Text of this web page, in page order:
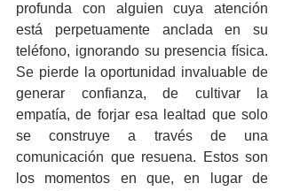
profunda con alguien cuya atención
está perpetuamente anclada en su
teléfono, ignorando su presencia física.
Se pierde la oportunidad invaluable de
generar confianza, de cultivar la
empatía, de forjar esa lealtad que solo
se construye a través de una
comunicación que resuena. Estos son
los momentos en que, en lugar de